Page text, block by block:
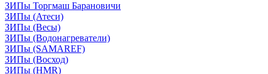
ЗИПы Торгмаш Барановичи
ЗИПы (Атеси)
ЗИПы (Весы)
ЗИПы (Водонагреватели)
ЗИПы (SAMAREF)
ЗИПы (Восход)
ЗИПы (HMR)